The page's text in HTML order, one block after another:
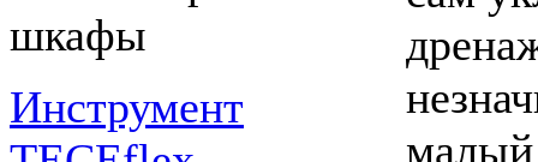
шкафы
Инструмент
малый